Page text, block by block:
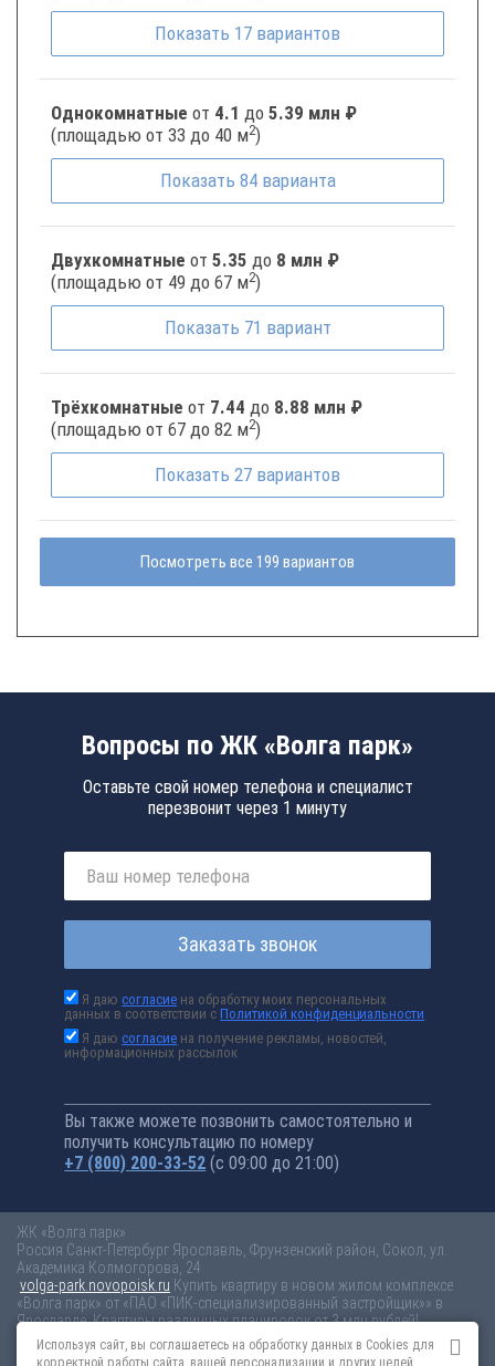
Показать 17 вариантов
Однокомнатные от 4.1 до 5.39 млн ₽
(площадью от 33 до 40 м2)
Показать 84 варианта
Двухкомнатные от 5.35 до 8 млн ₽
(площадью от 49 до 67 м2)
Показать 71 вариант
Трёхкомнатные от 7.44 до 8.88 млн ₽
(площадью от 67 до 82 м2)
Показать 27 вариантов
Посмотреть все 199 вариантов
Вопросы по ЖК «Волга парк»
Оставьте свой номер телефона и специалист
перезвонит через 1 минуту
Заказать звонок
Я даюсогласие на обработку моих персональных
данных в соответствии сПолитикой конфиденциальности
Я даюсогласие на получение рекламы, новостей,
информационных рассылок
Вы также можете позвонить самостоятельно и
получить консультацию по номеру
+7 (800) 200-33-52 (с 09:00 до 21:00)
ЖК «Волга парк»
Россия Санкт-Петербург Ярославль, Фрунзенский район, Сокол, ул.
Академика Колмогорова, 24
volga-park.novopoisk.ru Купить квартиру в новом жилом комплексе
«Волга парк» от «ПАО «ПИК-специализированный застройщик»» в
Ярославле. Квартиры различных планировок от 3 млн рублей!
Новостройки Санкт-ПетербургаНовостройки Москвы
Используя сайт, вы соглашаетесь на обработку данных в Cookies для
корректной работы сайта, вашей персонализации и других целей,